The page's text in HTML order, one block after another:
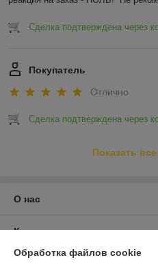
Сделка подтверждена через
Покупатель
Отлично
Сделка подтверждена через
Показать
О нас
Контакты
Обработка файлов cookie